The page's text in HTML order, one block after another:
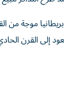
إلى القرن